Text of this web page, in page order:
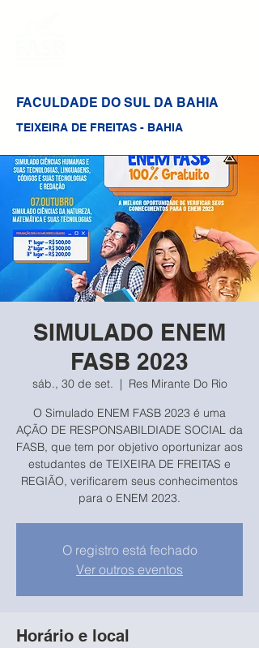
FACULDADE DO SUL DA BAHIA
TEIXEIRA DE FREITAS - BAHIA
SIMULADO ENEM
FASB 2023
sáb., 30 de set.
  |
Res Mirante Do Rio
O Simulado ENEM FASB 2023 é uma
AÇÃO DE RESPONSABILDIADE SOCIAL da
FASB, que tem por objetivo oportunizar aos
estudantes de TEIXEIRA DE FREITAS e
REGIÃO, verificarem seus conhecimentos
para o ENEM 2023.
O registro está fechado
Ver outros eventos
Horário e local